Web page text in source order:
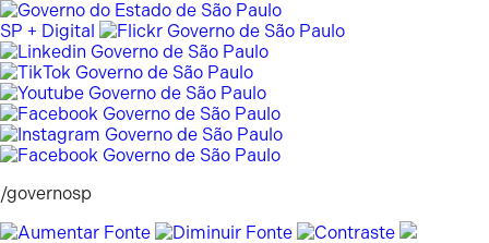
Pular
para
o
conteúdo
SP + Digital
/governosp